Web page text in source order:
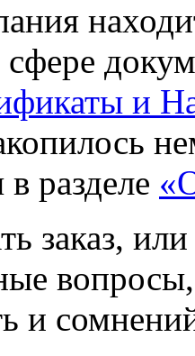
и
разделе
заказ, или
вопросы,
и